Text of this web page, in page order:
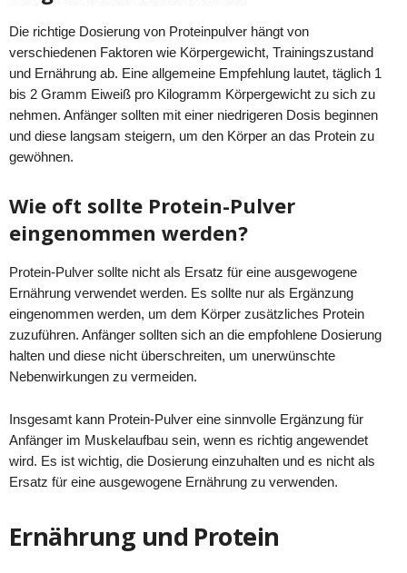
Die richtige Dosierung von Proteinpulver hängt von
verschiedenen Faktoren wie Körpergewicht, Trainingszustand
und Ernährung ab. Eine allgemeine Empfehlung lautet, täglich 1
bis 2 Gramm Eiweiß pro Kilogramm Körpergewicht zu sich zu
nehmen. Anfänger sollten mit einer niedrigeren Dosis beginnen
und diese langsam steigern, um den Körper an das Protein zu
gewöhnen.
Wie oft sollte Protein-Pulver
eingenommen werden?
Protein-Pulver sollte nicht als Ersatz für eine ausgewogene
Ernährung verwendet werden. Es sollte nur als Ergänzung
eingenommen werden, um dem Körper zusätzliches Protein
zuzuführen. Anfänger sollten sich an die empfohlene Dosierung
halten und diese nicht überschreiten, um unerwünschte
Nebenwirkungen zu vermeiden.
Insgesamt kann Protein-Pulver eine sinnvolle Ergänzung für
Anfänger im Muskelaufbau sein, wenn es richtig angewendet
wird. Es ist wichtig, die Dosierung einzuhalten und es nicht als
Ersatz für eine ausgewogene Ernährung zu verwenden.
Ernährung und Protein